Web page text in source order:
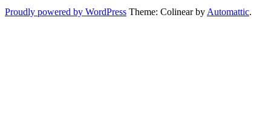
Proudly powered by WordPress Theme: Colinear by Automattic.